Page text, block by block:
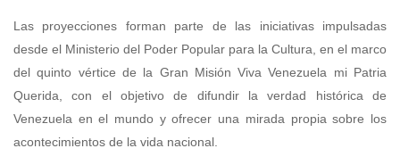
Las proyecciones forman parte de las iniciativas impulsadas
desde el Ministerio del Poder Popular para la Cultura, en el marco
del quinto vértice de la Gran Misión Viva Venezuela mi Patria
Querida, con el objetivo de difundir la verdad histórica de
Venezuela en el mundo y ofrecer una mirada propia sobre los
acontecimientos de la vida nacional.